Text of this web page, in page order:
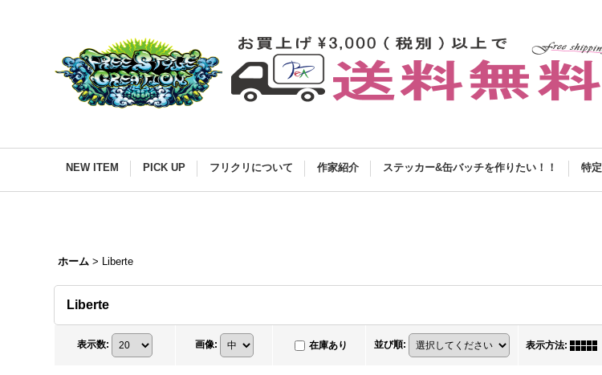
NEW ITEM PICK UP フリクリについて 作家紹介 ステッカー&缶バッチを作りたい！！ 特
ホーム > Liberte
Liberte
表示数: 画像: 在庫あり 並び順: 表示方法: